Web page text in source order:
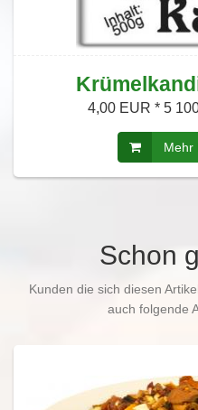
4,00 EUR * 5
Mehr
Schon
Kunden die sich diesen
auch folgende